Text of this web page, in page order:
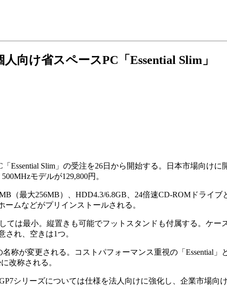
向け省スペースPC「Essential Slim」
Essential Slim」の受注を26日から開始する。日本市場向け
モデルが129,800円。
（最大256MB）、HDD4.3/6.8GB、24倍速CD-ROMドライ
ームなどがプリインストールされる。
は最小。縦置きも可能でフットスタンドも付属する。ケー
れ、空きは1つ。
が変更される。コストパフォーマンス重視の「Essential」
改称される。
シリーズについては仕様を法人向けに強化し、企業市場向